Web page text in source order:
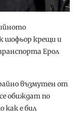
шофьор крещи и
Ерол
възмутен от
обиждат по
как е бил